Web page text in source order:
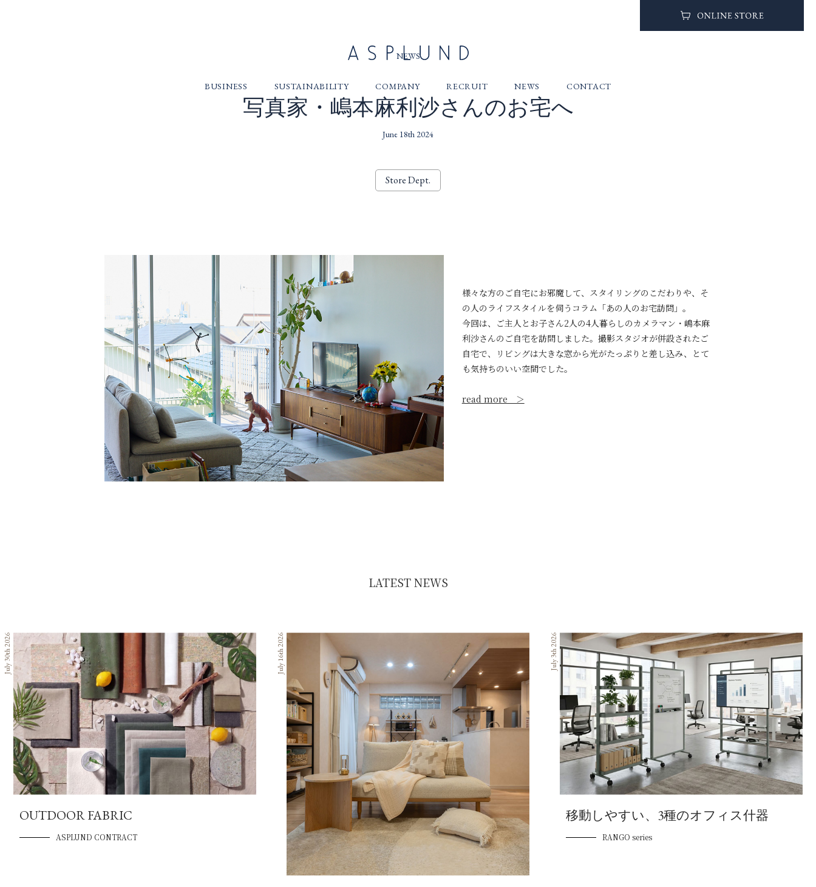
BUSINESS SUSTAINABILITY COMPANY RECRUIT NEWS CONTACT
NEWS
写真家・嶋本麻利沙さんのお宅へ
June 18th 2024
Store Dept.
様々な方のご自宅にお邪魔して、スタイリングのこだわりや、そ
の人のライフスタイルを伺うコラム「あの人のお宅訪問」。
今回は、ご主人とお子さん2人の4人暮らしのカメラマン・嶋本麻
利沙さんのご自宅を訪問しました。撮影スタジオが併設されたご
自宅で、リビングは大きな窓から光がたっぷりと差し込み、とて
も気持ちのいい空間でした。
read more ＞
LATEST NEWS
July 30th 2026
OUTDOOR FABRIC
ASPLUND CONTRACT
July 16th 2026 July 3th 2026
移動しやすい、3種のオフィス什器
RANGO series